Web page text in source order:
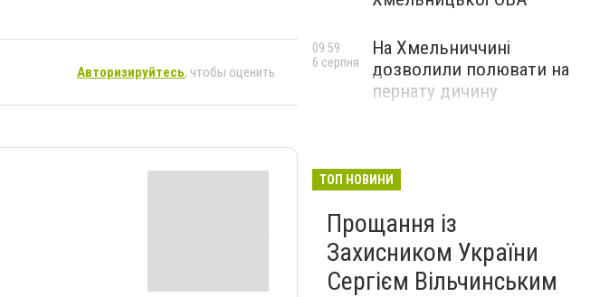
Авторизируйтесь, чтобы оценить
На Хмельниччині
дозволили полювати на
пернату дичину
09:59
6 серпня
ТОП НОВИНИ
Прощання із
Захисником України
Сергієм Вільчинським